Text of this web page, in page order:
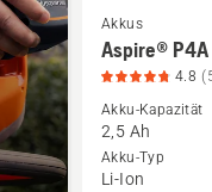
Mehr
Details
zu
Aspire®
P4A
18-
Akkus
Aspire®
4.8
Akku-Kapazität
2,5 Ah
Akku-Typ
Li-Ion